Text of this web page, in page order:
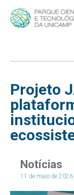
Projeto
Notícias
11 de maio de 2026